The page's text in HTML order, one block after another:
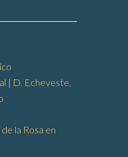
| D. Echeveste,
la Rosa en